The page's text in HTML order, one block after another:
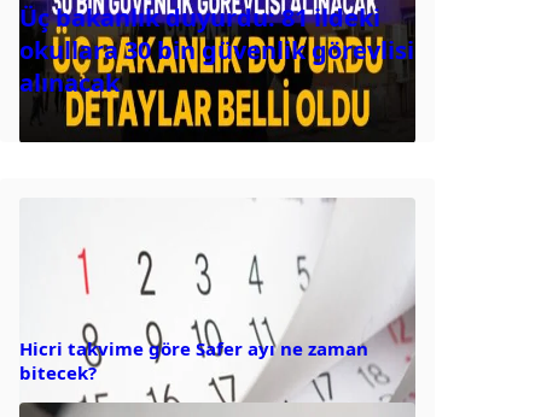
Üç bakanlık duyurdu: 81 ildeki
okullara 30 bin güvenlik görevlisi
alınacak
Hicri takvime göre Safer ayı ne zaman
bitecek?